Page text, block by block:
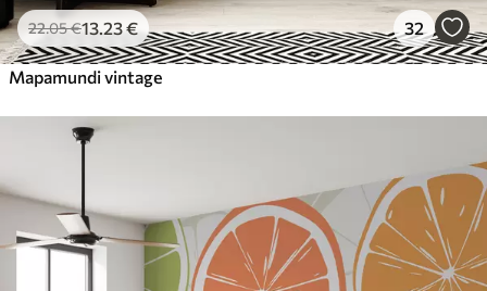
22.05€13 .23€ 32
Mapamundi vintage